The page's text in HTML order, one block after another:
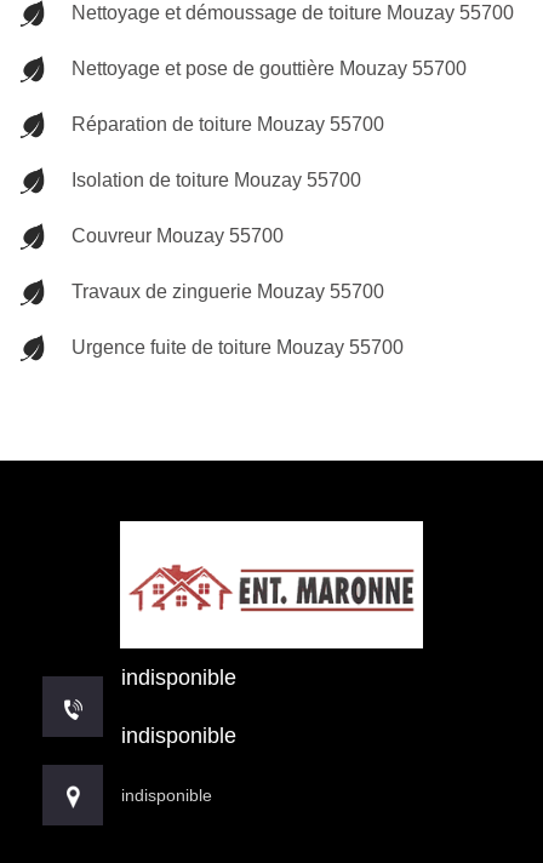
Nettoyage et démoussage de toiture Mouzay 55700
Nettoyage et pose de gouttière Mouzay 55700
Réparation de toiture Mouzay 55700
Isolation de toiture Mouzay 55700
Couvreur Mouzay 55700
Travaux de zinguerie Mouzay 55700
Urgence fuite de toiture Mouzay 55700
indisponible
indisponible
indisponible